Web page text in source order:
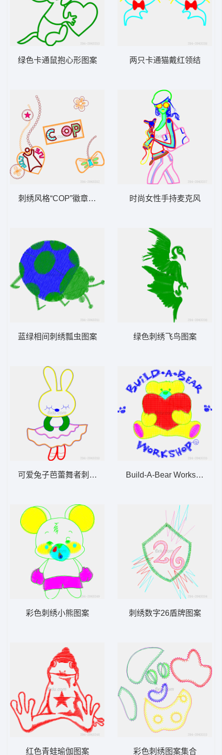
绿色卡通鼠抱心形图案
刺绣风格“COP”徽章图案
蓝绿相间刺绣瓢虫图案
可爱兔子芭蕾舞者刺绣图案
彩色刺绣小熊图案
红色青蛙瑜伽图案
两只卡通猫戴红领结
时尚女性手持麦克风
绿色刺绣飞鸟图案
Build-A-Bear Workshop标
刺绣数字26盾牌图案
彩色刺绣图案集合